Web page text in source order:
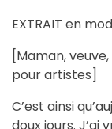
EXTRAIT en
[Maman,
pour artistes]
C’est ainsi